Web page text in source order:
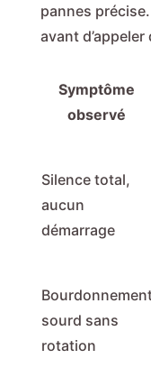
pannes
avant
Symptôme
observé
Silence total,
aucun
démarrage
sourd sans
rotation